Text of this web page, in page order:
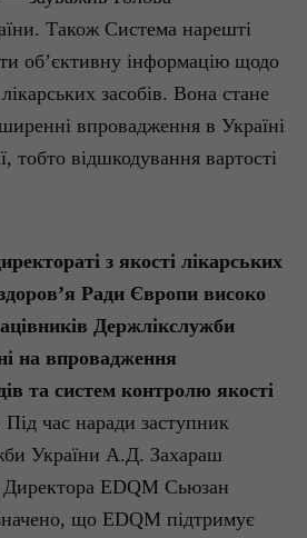
. Також Система нарешті
об’єктивну інформацію щодо
лікарських засобів. Вона стане
впровадження в Україні
, тобто відшкодування вартості
з якості лікарських
Ради Європи високо
Держлікслужби
на впровадження
та систем контролю якості
Під час наради заступник
України А.Д. Захараш
Директора EDQM Сьюзан
, що EDQM підтримує